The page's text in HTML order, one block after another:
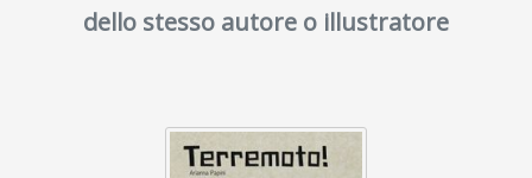
dello stesso autore o illustratore